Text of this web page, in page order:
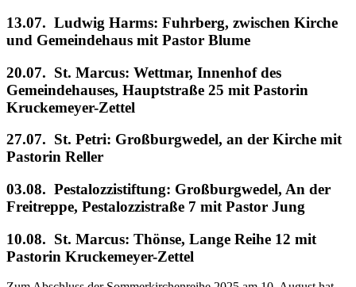
13.07. Ludwig Harms: Fuhrberg, zwischen Kirche
und Gemeindehaus mit Pastor Blume
20.07. St. Marcus: Wettmar, Innenhof des
Gemeindehauses, Hauptstraße 25 mit Pastorin
Kruckemeyer-Zettel
27.07. St. Petri: Großburgwedel, an der Kirche mit
Pastorin Reller
03.08. Pestalozzistiftung: Großburgwedel, An der
Freitreppe, Pestalozzistraße 7 mit Pastor Jung
10.08. St. Marcus: Thönse, Lange Reihe 12 mit
Pastorin Kruckemeyer-Zettel